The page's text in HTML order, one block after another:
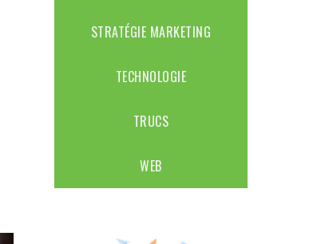
STRATÉGIE MARKETING
TECHNOLOGIE
TRUCS
WEB